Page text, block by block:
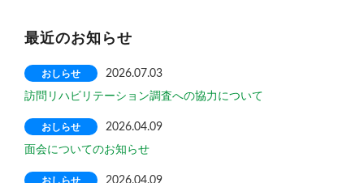
最近のお知らせ
おしらせ
2026.07.03
訪問リハビリテーション調査への協力について
おしらせ
2026.04.09
面会についてのお知らせ
2026.04.09